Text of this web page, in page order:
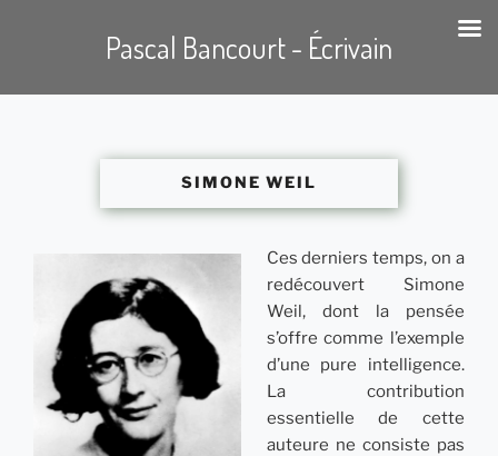
SIMONE WEIL
Ces derniers temps, on a
redécouvert Simone
Weil, dont la pensée
s’offre comme l’exemple
d’une pure intelligence.
La contribution
essentielle de cette
auteure ne consiste pas
Pascal Bancourt - Écrivain